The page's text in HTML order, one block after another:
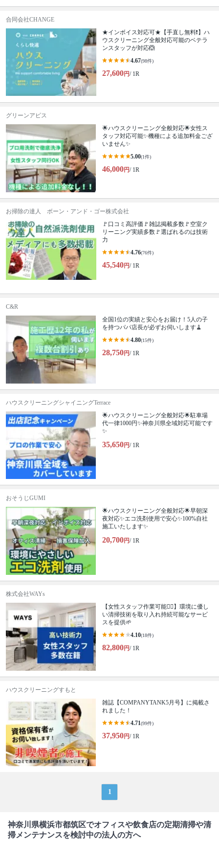
合同会社CHANGE
★インボイス対応可★【手直し無料❗️】ハ
ウスクリーニング全般対応可能のベテラ
ンスタッフが対応🙆
4.67(98件)
27,600円/ 1R
グリーンアピス
🌟ハウスクリーニング全般対応🌟女性ス
タッフ対応可能✨機種による追加料金ござ
いません✨
5.00(1件)
46,000円/ 1R
お掃除の達人 ボーン・アンド・ゴー株式会社
🚩口コミ高評価🚩雑誌掲載多数🚩空室ク
リーニング実績多数🚩選ばれるのは技術
力
4.76(76件)
45,540円/ 1R
C&R
全国1位の実績と安心をお届け！5人の子
を持つパパ店長が必ずお伺いします🧹
4.80(15件)
28,750円/ 1R
ハウスクリーニングシャイニングTerrace
🌟ハウスクリーニング全般対応🌟駐車場
代一律1000円✨神奈川県全域対応可能です
✨
35,650円/ 1R
おそうじGUMI
🌟ハウスクリーニング全般対応🌟早朝深
夜対応✨エコ洗剤使用で安心✨100%自社
施工いたします✨
20,700円/ 1R
株式会社WAYs
【女性スタッフ作業可能🙆‍♀️】環境に優し
い清掃技術を取り入れ持続可能なサービ
スを提供🌱
4.10(18件)
82,800円/ 1R
ハウスクリーニングすもと
雑誌【COMPANYTANK5月号】に掲載さ
れました！
4.71(99件)
37,950円/ 1R
1
神奈川県横浜市都筑区でオフィスや飲食店の定期清掃や清
掃メンテナンスを検討中の法人の方へ